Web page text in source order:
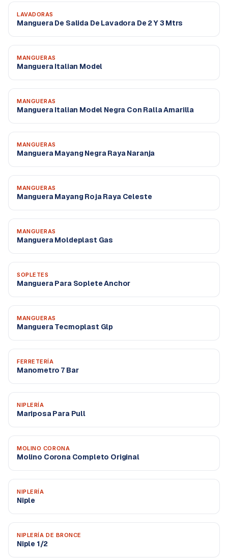
LAVADORAS
Manguera De Salida De Lavadora De 2 Y 3 Mtrs
MANGUERAS
Manguera Italian Model
MANGUERAS
Manguera Italian Model Negra Con Ralla Amarilla
MANGUERAS
Manguera Mayang Negra Raya Naranja
MANGUERAS
Manguera Mayang Roja Raya Celeste
MANGUERAS
Manguera Moldeplast Gas
SOPLETES
Manguera Para Soplete Anchor
MANGUERAS
Manguera Tecmoplast Glp
FERRETERÍA
Manometro 7 Bar
NIPLERÍA
Mariposa Para Pull
MOLINO CORONA
Molino Corona Completo Original
NIPLERÍA
Niple
NIPLERÍA DE BRONCE
Niple 1/2